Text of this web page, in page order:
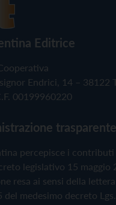
Editrice
Endrici, 14 – 38122
00199960220
trasparente
percepisce i
legislativo 15 maggio
resa ai sensi della
del medesimo decreto Lgs.